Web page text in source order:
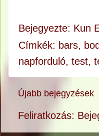
Bejegyezte: Kun
Címkék: bars,
napforduló,test,
Újabb bejegyzések
Feliratkozás: